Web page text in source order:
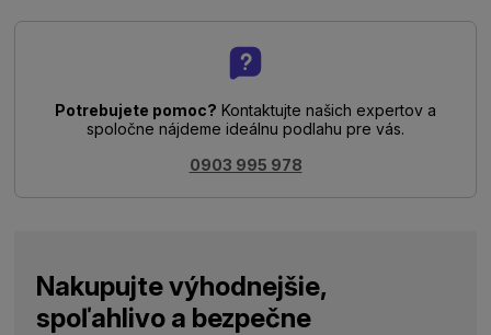
Potrebujete pomoc? Kontaktujte našich expertov a
spoločne nájdeme ideálnu podlahu pre vás.
0903 995 978
Nakupujte výhodnejšie,
spoľahlivo a bezpečne